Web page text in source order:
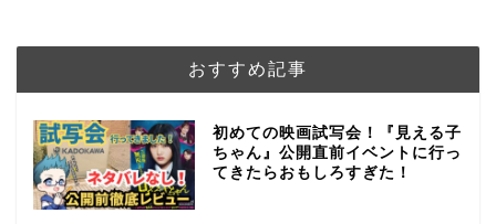
おすすめ記事
初めての映画試写会！『見える子
ちゃん』公開直前イベントに行っ
てきたらおもしろすぎた！